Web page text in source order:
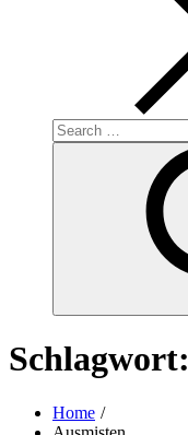
Search
for:
Schlagwort:
Home